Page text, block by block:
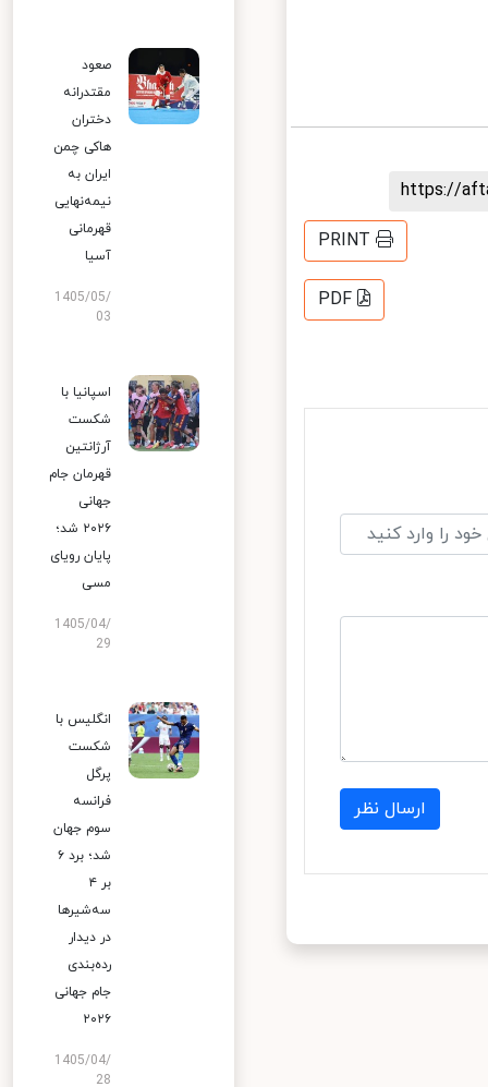
https://
PRINT
PDF
ارسال نظر
صعود
مقتدرانه
دختران
هاکی چمن
ایران به
نیمه‌نهایی
قهرمانی
آسیا
1405/05/
03
اسپانیا با
شکست
آرژانتین
قهرمان جام
جهانی
۲۰۲۶ شد؛
پایان رویای
مسی
1405/04/
29
انگلیس با
شکست
پرگل
فرانسه
سوم جهان
شد؛ برد ۶
بر ۴
سه‌شیرها
در دیدار
رده‌بندی
جام جهانی
۲۰۲۶
1405/04/
28